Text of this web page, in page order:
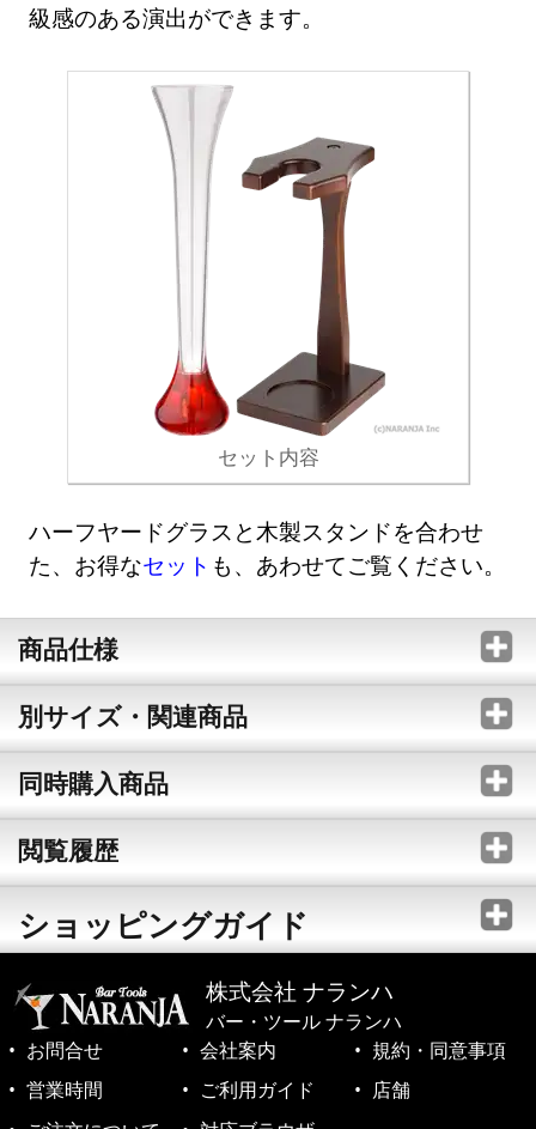
級感のある演出ができます。
セット内容
ハーフヤードグラスと木製スタンドを合わせ
た、お得なセット も、あわせてご覧ください。
商品仕様
別サイズ・関連商品
同時購入商品
閲覧履歴
ショッピングガイド
株式会社 ナランハ
バー・ツール ナランハ
お問合せ
会社案内
規約・同意事項
営業時間
ご利用ガイド
店舗